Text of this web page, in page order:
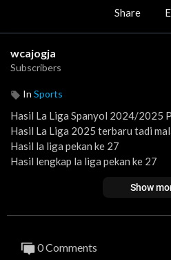
Share
wcajogja
Subscribers
In Sports
Hasil La Liga Spanyol 2024/2025
Hasil La Liga 2025 terbaru tadi
Hasil la liga pekan ke 27
Hasil lengkap la liga pekan ke 27
Hasil Barcelona vs Osasuna 2025
Hasil Deportivo Alaves vs Villareal
Show
0 Comments